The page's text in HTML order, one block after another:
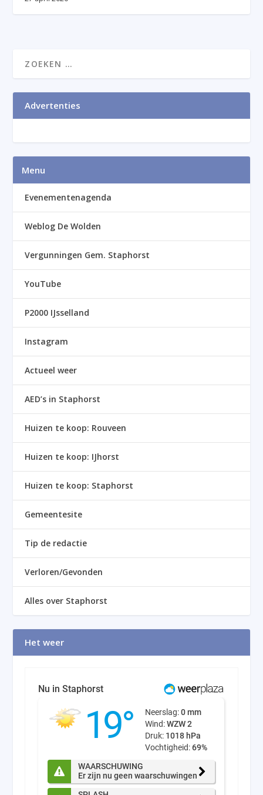
Advertenties
Menu
Evenementenagenda
Weblog De Wolden
Vergunningen Gem. Staphorst
YouTube
P2000 IJsselland
Instagram
Actueel weer
AED’s in Staphorst
Huizen te koop: Rouveen
Huizen te koop: IJhorst
Huizen te koop: Staphorst
Gemeentesite
Tip de redactie
Verloren/Gevonden
Alles over Staphorst
Het weer